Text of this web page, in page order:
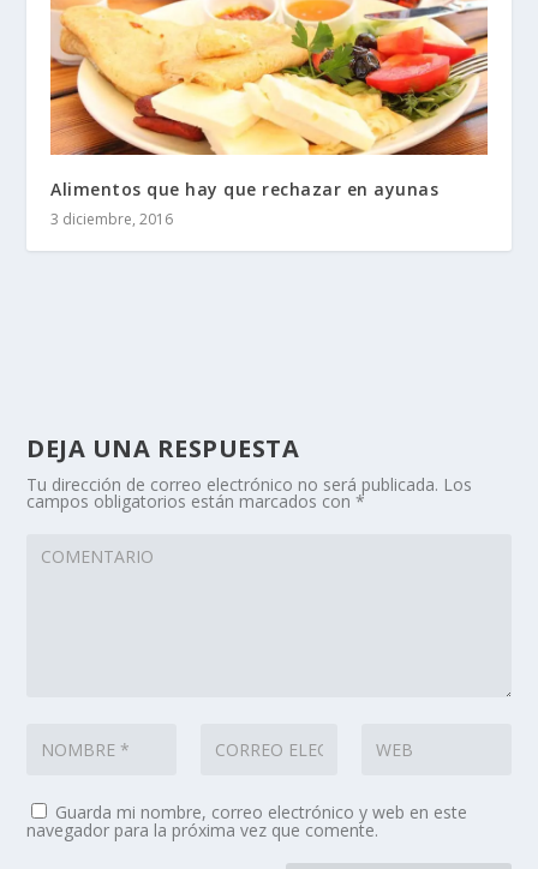
Alimentos que hay que rechazar en ayunas
3 diciembre, 2016
DEJA UNA RESPUESTA
Tu dirección de correo electrónico no será publicada. Los
campos obligatorios están marcados con*
Guarda mi nombre, correo electrónico y web en este
navegador para la próxima vez que comente.